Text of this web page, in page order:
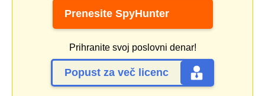
Prenesite SpyHunter
Prihranite svoj poslovni denar!
Popust za več licenc